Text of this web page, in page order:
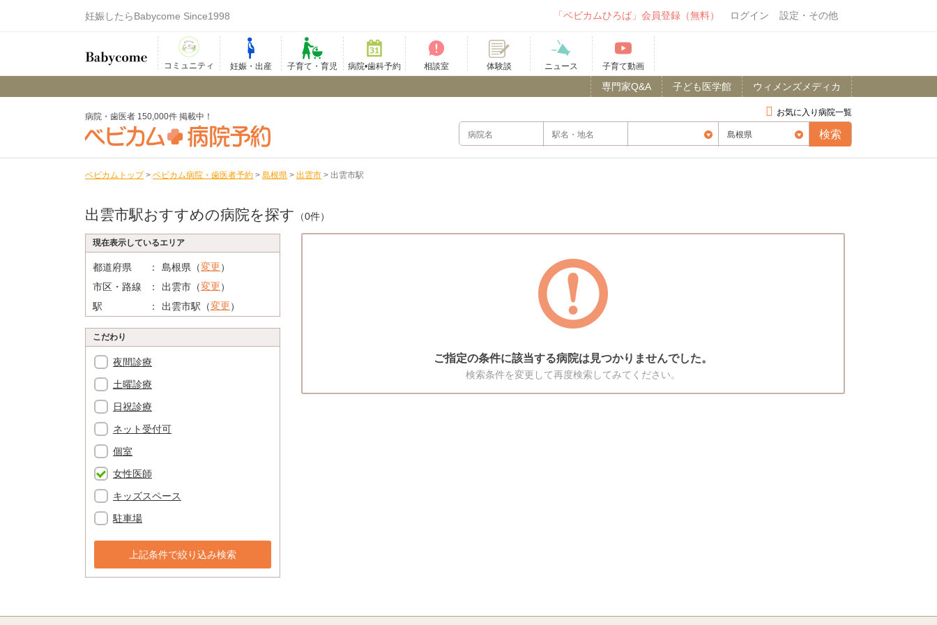
妊娠したらBabycome Since1998 「ベビカムひろば」会員登録（無料） ログイン 設定・その他
コミュニティ 妊娠・出産 子育て・育児 病院•歯科予約 相談室 体験談 ニュース 子育て動画
ウィメンズメディカ
子ども医学館
専門家Q&A
お気に入り病院一覧
病院・歯医者 150,000件 掲載中！
ベビカムトップ > ベビカム病院・歯医者予約 > 島根県 > 出雲市 > 出雲市駅
出雲市駅おすすめの病院を探す （0件）
現在表示しているエリア
都道府県 島根県（変更）
市区・路線
出雲市（変更）
駅
出雲市駅（変更）
こだわり
夜間診療
土曜診療
日祝診療
ネット受付可
個室
女性医師
キッズスペース
駐車場
上記条件で絞り込み検索
ご指定の条件に該当する病院は見つかりませんでした。
検索条件を変更して再度検索してみてください。